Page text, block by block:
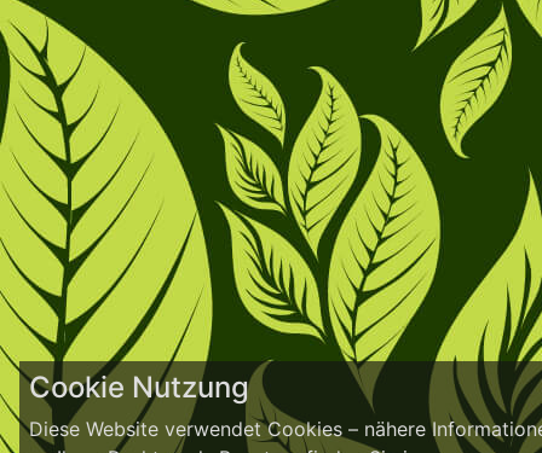
Cookie Nutzung
Diese Website verwendet Cookies – nähere